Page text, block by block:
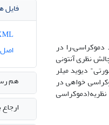
در
نظری آنتونی
دیوید میلر
خواهی در
ذکر 5 دلیل توجه به مضمون نظریه(دموکراسی
فایل
اصل
هم